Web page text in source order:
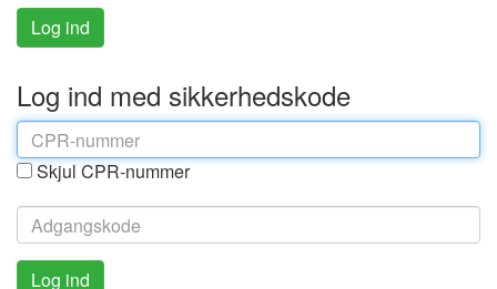
Log ind med sikkerhedskode
Skjul CPR-nummer